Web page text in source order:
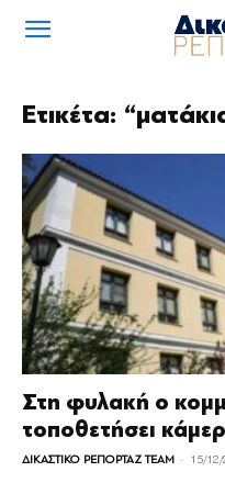
Ετικέτα:
Στη φυλακή ο
τοποθετήσει
ΔΙΚΑΣΤΙΚΟ ΡΕΠΟΡΤΑΖ TEAM - 15/